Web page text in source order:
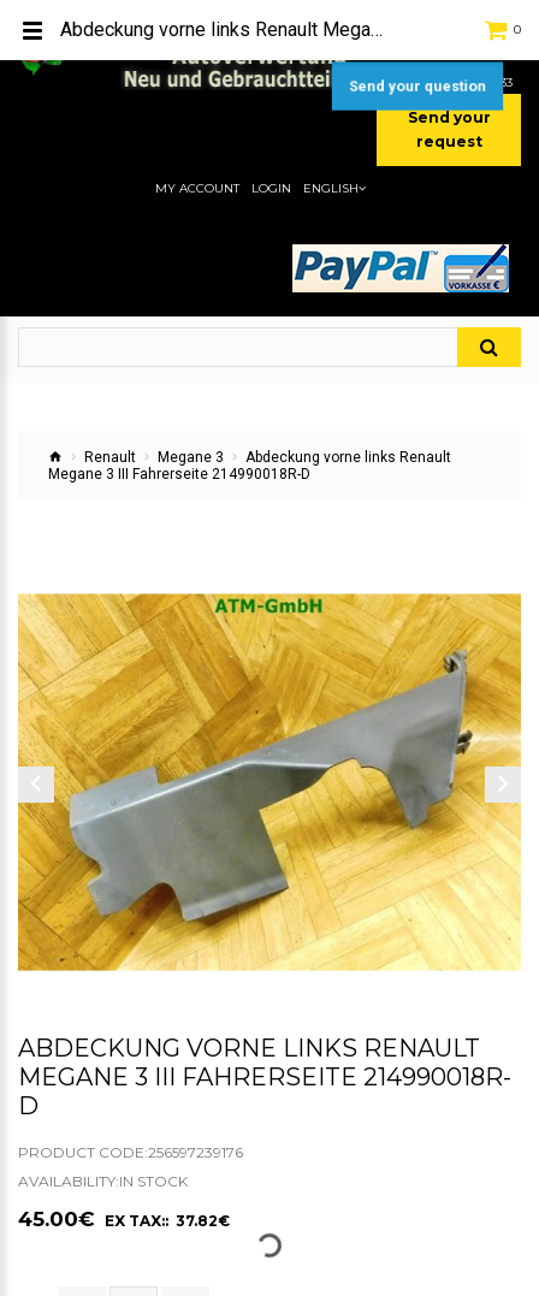
[+49] (0) 2232-5205
MOBIL:
[+49] (0) 177 / 4080033
Send your
request
0
MY ACCOUNT LOGIN ENGLISH
Renault Megane 3
Abdeckung vorne links Renault
Megane 3 III Fahrerseite 214990018R-D
ABDECKUNG VORNE LINKS RENAULT
MEGANE 3 III FAHRERSEITE 214990018R-
D
PRODUCT CODE:256597239176
AVAILABILITY:IN STOCK
45.00€ EX TAX:: 37.82€
Abdeckung vorne links Renault Megane 3 III Fahrerseite 214990018R-D
Send your question